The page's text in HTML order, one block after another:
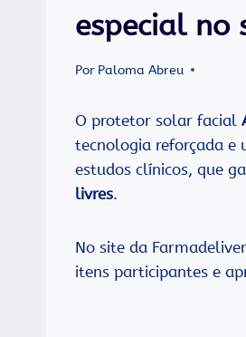
especial no
Por Paloma Abreu
O protetor solar facial
tecnologia reforçada e
estudos clínicos, que
livres.
No site da
itens participantes e